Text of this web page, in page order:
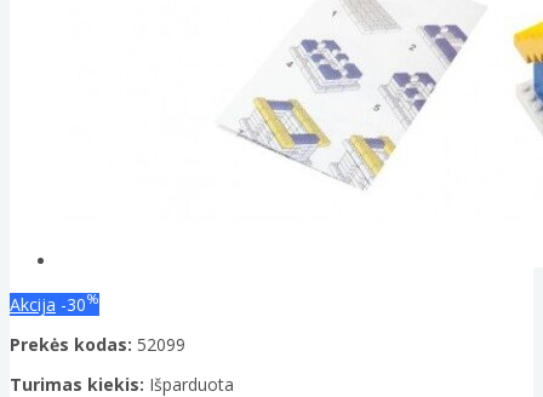
Akcija -30%
Prekės kodas: 52099
Turimas kiekis: Išparduota